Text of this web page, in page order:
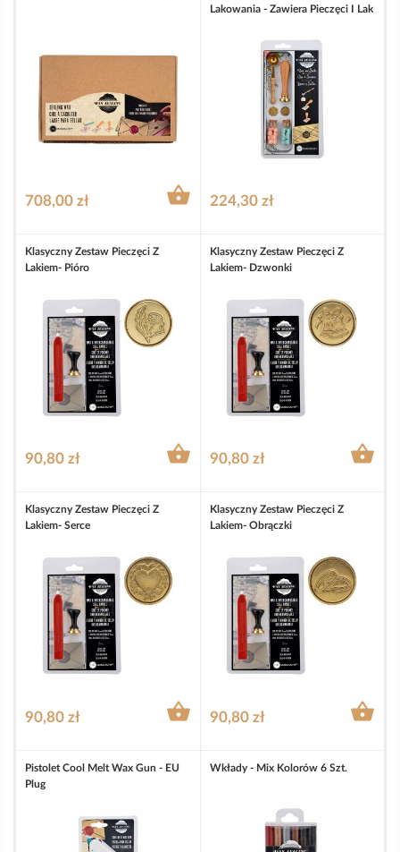
708,00 zł 
Lakowania - Zawiera Pieczęci I Lak
224,30 zł
Klasyczny Zestaw Pieczęci Z
Lakiem- Pióro
90,80 zł 
Klasyczny Zestaw Pieczęci Z
Lakiem- Dzwonki
90,80 zł 
Klasyczny Zestaw Pieczęci Z
Lakiem- Serce
90,80 zł 
Klasyczny Zestaw Pieczęci Z
Lakiem- Obrączki
90,80 zł 
Pistolet Cool Melt Wax Gun - EU
Plug
Wkłady - Mix Kolorów 6 Szt.